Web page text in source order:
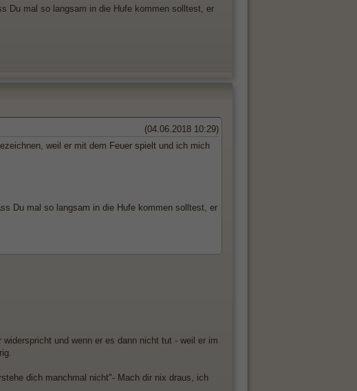
Du mal so langsam in die Hufe kommen solltest, er
(04.06.2018 10:29)
weil er mit dem Feuer spielt und ich mich
Du mal so langsam in die Hufe kommen solltest, er
und wenn er es dann nicht tut - weil er im
dich manchmal nicht"- Mach dir nix draus, ich